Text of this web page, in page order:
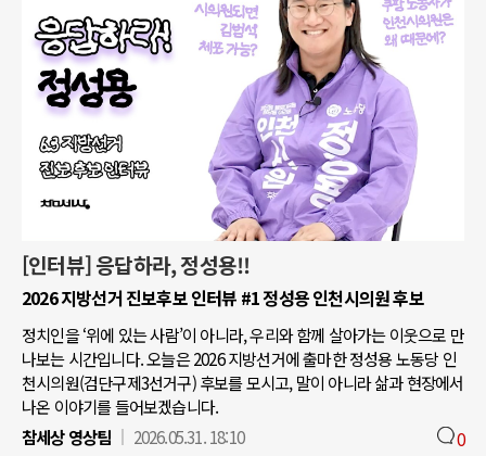
[인터뷰] 응답하라, 정성용!!
2026 지방선거 진보후보 인터뷰 #1 정성용 인천시의원 후보
정치인을 ‘위에 있는 사람’이 아니라, 우리와 함께 살아가는 이웃으로 만
나보는 시간입니다. 오늘은 2026 지방선거에 출마한 정성용 노동당 인
천시의원(검단구제3선거구) 후보를 모시고, 말이 아니라 삶과 현장에서
나온 이야기를 들어보겠습니다.
참세상 영상팀
2026.05.31. 18:10 0